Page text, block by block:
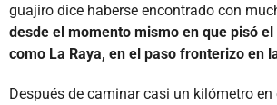
guajiro dice haberse encontrado con
desde el momento mismo en que pisó
como La Raya, en el paso fronterizo en
Después de caminar casi un kilómetro en